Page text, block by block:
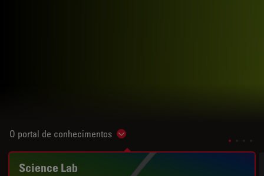
O portal de conhecimentos Show subnavigation
Science Lab